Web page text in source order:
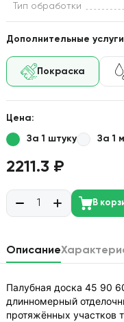
Тип обработки
Дополнительные
Покраска
Цена:
За 1 штуку За 1
2211.3 ₽
В
Описание
Палубная доска 45 90
длинномерный
протяжённых участков